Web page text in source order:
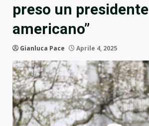
preso un presidente
americano”
Gianluca Pace Aprile 4, 2025